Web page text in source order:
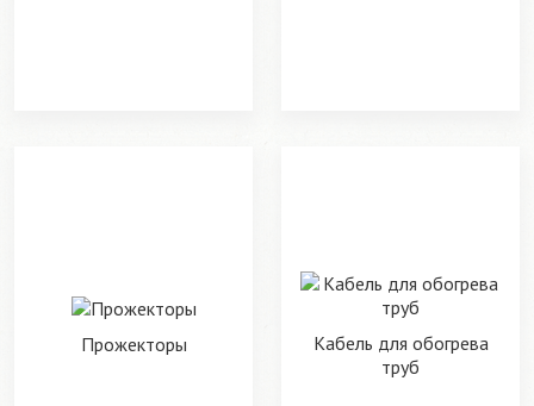
Прожекторы
Кабель для обогрева
труб